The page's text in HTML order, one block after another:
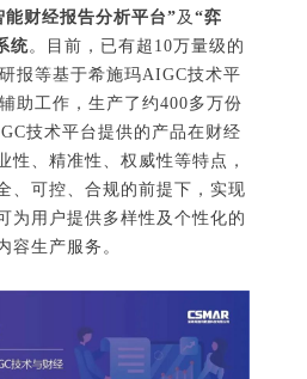
财经报告分析平台”及 “弈
统。目前，已有超10万量级的
报等基于希施玛AIGC技术平
助工作，生产了约400多万份
技术平台提供的产品在财经
性、精准性、权威性等特点，
、可控、合规的前提下，实现
为用户提供多样性及个性化的
容生产服务。